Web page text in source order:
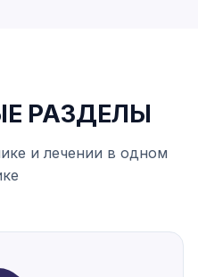
РАЗДЕЛЫ
и лечении в одном